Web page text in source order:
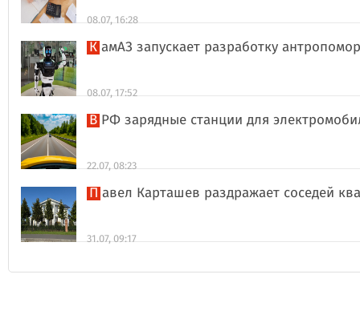
08.07, 16:28
КамАЗ запускает разработку
08.07, 17:52
В РФ зарядные станции для
22.07, 08:23
Павел Карташев раздражает соседей
31.07, 09:17